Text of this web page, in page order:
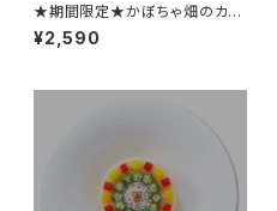
★期間限定★かぼちゃ畑のカー
ニバル【10月初旬配送】
¥2,590